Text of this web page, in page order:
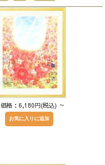
価格：6,180円(税込) ～